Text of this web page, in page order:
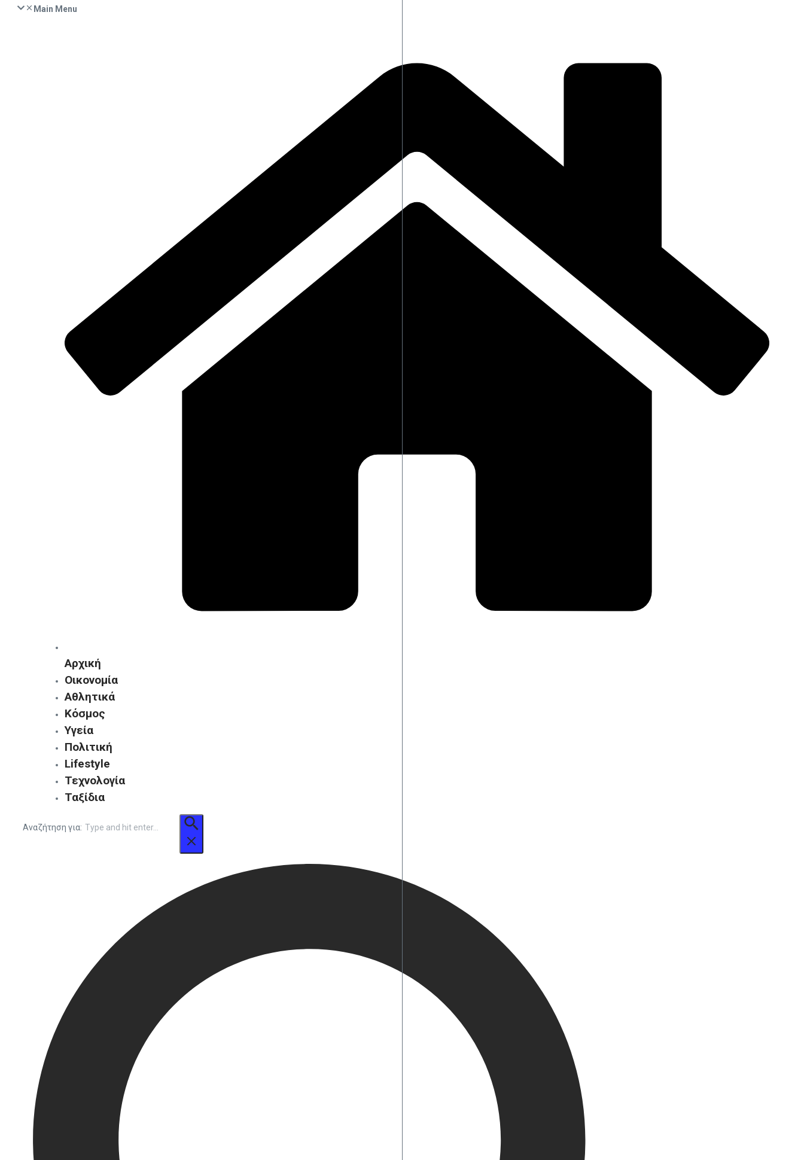
Main Menu
Αρχική
Οικονομία
Αθλητικά
Κόσμος
Υγεία
Πολιτική
Lifestyle
Τεχνολογία
Ταξίδια
Αναζήτηση για: